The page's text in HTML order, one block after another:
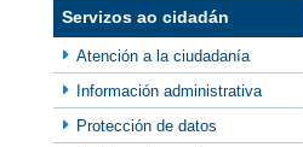
Servizos ao cidadán
Atención a la ciudadanía
Información administrativa
Protección de datos